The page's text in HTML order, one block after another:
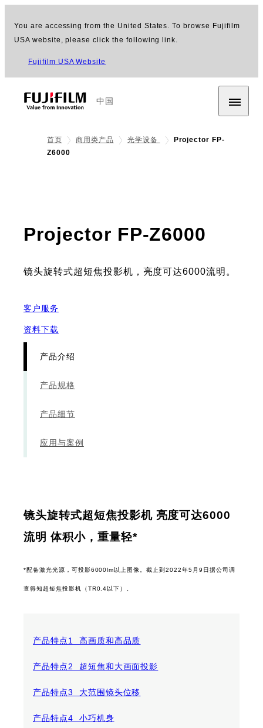
You are accessing from the United States. To browse Fujifilm
USA website, please click the following link.
Fujifilm USA Website
中国
首页 商用类产品 光学设备
Projector FP-
Z6000
Projector FP-Z6000
镜头旋转式超短焦投影机，亮度可达6000流明。
客户服务
资料下载
产品介绍
产品规格
产品细节
应用与案例
镜头旋转式超短焦投影机 亮度可达6000
流明 体积小，重量轻*
*配备激光光源，可投影6000lm以上图像。截止到2022年5月9日据公司调
查得知超短焦投影机（TR0.4以下）。
产品特点1 高画质和高品质
产品特点2 超短焦和大画面投影
产品特点3 大范围镜头位移
产品特点4 小巧机身